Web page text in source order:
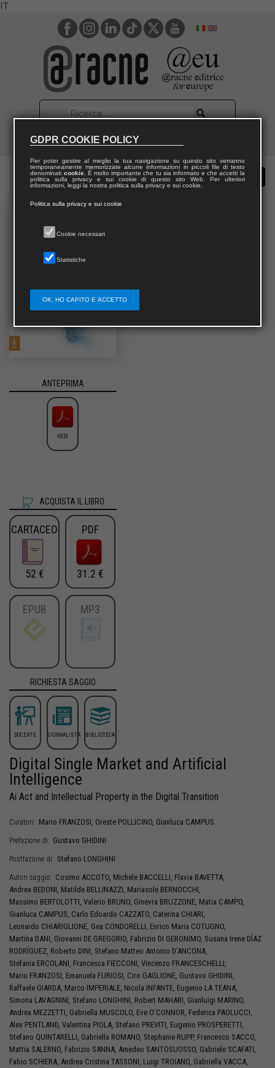
IT
ANTEPRIMA
VEDI
ACQUISTA IL LIBRO
CARTACEO
52 €
PDF
31.2 €
EPUB MP3
RICHIESTA SAGGIO
DOCENTE GIORNALISTA BIBLIOTECA
Digital Single Market and Artificial
Intelligence
Ai Act and Intellectual Property in the Digital Transition
Curatori: Mario FRANZOSI Oreste POLLICINO Gianluca CAMPUS
Prefazione di: Gustavo GHIDINI
Postfazione di: Stefano LONGHINI
Autori saggio: Cosimo ACCOTO Michele BACCELLI Flavia BAVETTA
Andrea BEDONI Matilde BELLINAZZI Mariasole BERNOCCHI
Massimo BERTOLOTTI Valerio BRUNO Ginevra BRUZZONE Matia CAMPO
Gianluca CAMPUS Carlo Edoardo CAZZATO Caterina CHIARI
Leonardo CHIARIGLIONE Gea CONDORELLI Enrico Maria COTUGNO
Martina DANI Giovanni DE GREGORIO Fabrizio DI GERONIMO Susana Irene DÍAZ
RODRÍGUEZ Roberto DINI Stefano Matteo Antonio D’ANCONA
Stefania ERCOLANI Francesca FIECCONI Vincenzo FRANCESCHELLI
Mario FRANZOSI Emanuela FURIOSI Ciro GAGLIONE Gustavo GHIDINI
Raffaele GIARDA Marco IMPERIALE Nicola INFANTE Eugenio LA TEANA
Simona LAVAGNINI Stefano LONGHINI Robert MAHARI Gianluigi MARINO
Andrea MEZZETTI Gabriella MUSCOLO Eve O’CONNOR Federica PAOLUCCI
Alex PENTLAND Valentina PIOLA Stefano PREVITI Eugenio PROSPERETTI
Stefano QUINTARELLI Gabriella ROMANO Stephanie RUPP, Francesco SACCO
Mattia SALERNO Fabrizio SANNA Amedeo SANTOSUOSSO Gabriele SCAFATI
Fabio SCHIERA Andrea Cristina TASSONI Luigi TROIANO Gabriella VACCA
GDPR COOKIE POLICY
Per poter gestire al meglio la tua navigazione su questo sito verranno
temporaneamente memorizzate alcune informazioni in piccoli file di testo
denominati cookie. È molto importante che tu sia informato e che accetti la
politica sulla privacy e sui cookie di questo sito Web. Per ulteriori
informazioni, leggi la nostra politica sulla privacy e sui cookie.
Politica sulla privacy e sui cookie
Cookie necessari
Statistiche
OK, HO CAPITO E ACCETTO